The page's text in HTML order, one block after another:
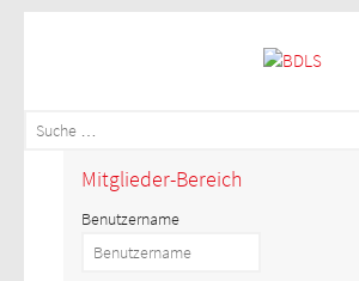
Mitglieder-Bereich
Benutzername